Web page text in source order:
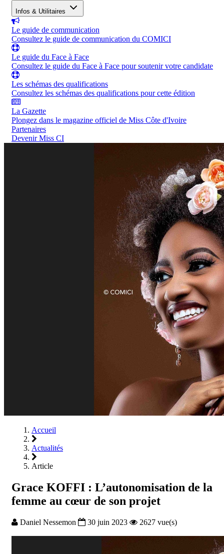
Infos & Utilitaires
Le guide de communication
Consultez le guide de communication du COMICI
Le guide du Face à Face
Consultez le guide du Face à Face pour soutenir votre candidate
Les schémas des qualifications
Consultez les schémas des qualifications pour cette édition
La Gazette
Plongez dans le magazine officiel de Miss Côte d'Ivoire
Partenaires
Devenir Miss CI
Accueil
Actualités
Article
Grace KOFFI : L’autonomisation de la
femme au cœur de son projet
Daniel Nessemon 30 juin 2023 2627 vue(s)